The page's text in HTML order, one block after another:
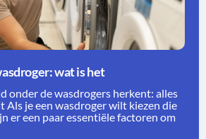
wat is het
onder de wasdrogers herkent: alles
je een wasdroger wilt kiezen die
er een paar essentiële factoren om